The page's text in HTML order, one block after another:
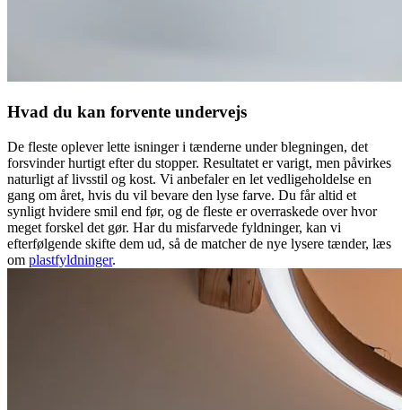
Hvad du kan forvente undervejs
De fleste oplever lette isninger i tænderne under blegningen, det
forsvinder hurtigt efter du stopper. Resultatet er varigt, men påvirkes
naturligt af livsstil og kost. Vi anbefaler en let vedligeholdelse en
gang om året, hvis du vil bevare den lyse farve. Du får altid et
synligt hvidere smil end før, og de fleste er overraskede over hvor
meget forskel det gør. Har du misfarvede fyldninger, kan vi
efterfølgende skifte dem ud, så de matcher de nye lysere tænder, læs
om plastfyldninger.